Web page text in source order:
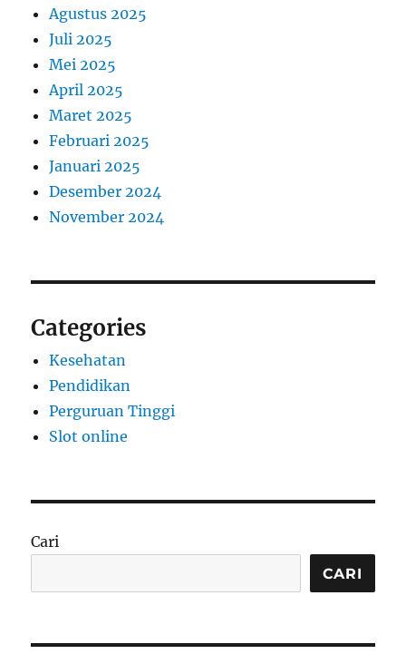
Agustus 2025
Juli 2025
Mei 2025
April 2025
Maret 2025
Februari 2025
Januari 2025
Desember 2024
November 2024
Categories
Kesehatan
Pendidikan
Perguruan Tinggi
Slot online
Cari
CARI